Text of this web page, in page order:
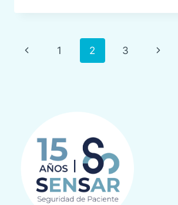
SENSAR:
DE
EQUIPOS
RESILIENTES
Navegación
Página
1 2 3